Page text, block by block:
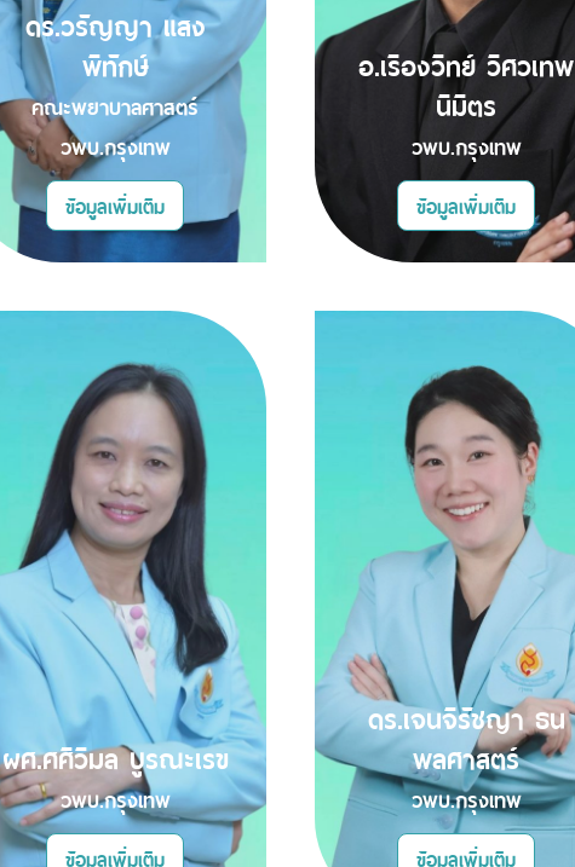
ดร.วรัญญา แสง
พิทักษ์
คณะพยาบาลศาสตร์
วพบ.กรุงเทพ
ข้อมูลเพิ่มเติม
อ.เรืองวิทย์ วิศวเทพ
นิมิตร
วพบ.กรุงเทพ
ข้อมูลเพิ่มเติม
ผศ.ศศิวิมล บูรณะเรข
วพบ.กรุงเทพ
ข้อมูลเพิ่มเติม
ดร.เจนจิรัชญา ธน
พลศาสตร์
วพบ.กรุงเทพ
ข้อมูลเพิ่มเติม